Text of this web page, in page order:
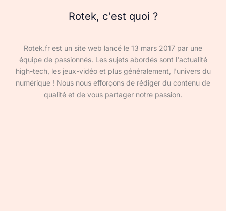
Rotek, c'est quoi ?
Rotek.fr est un site web lancé le 13 mars 2017 par une
équipe de passionnés. Les sujets abordés sont l'actualité
high-tech, les jeux-vidéo et plus généralement, l'univers du
numérique ! Nous nous efforçons de rédiger du contenu de
qualité et de vous partager notre passion.